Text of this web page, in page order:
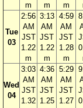
m
m
m
Tue
03
2:56
AM
JST
1.22
m
3:13
AM
JST
1.22
m
4:59
AM
JST
1.28
m
Wed
04
3:03
AM
JST
1.32
4:36
AM
JST
1.25
5:29
AM
JST
1.27